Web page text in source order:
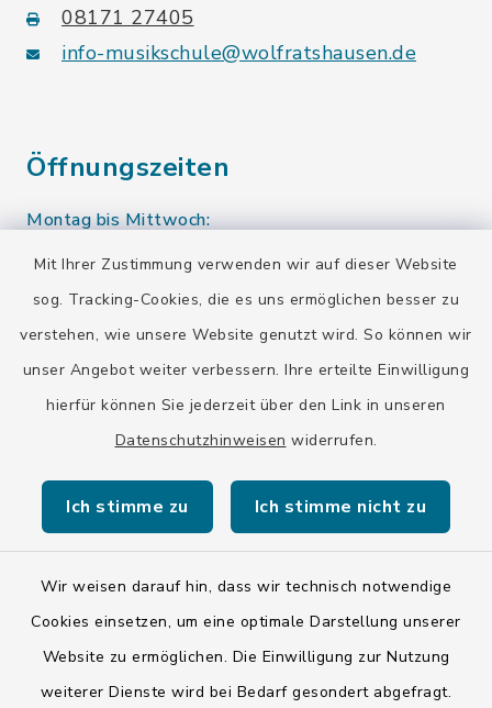
Mit Ihrer Zustimmung verwenden wir auf dieser Website
sog. Tracking-Cookies, die es uns ermöglichen besser zu
verstehen, wie unsere Website genutzt wird. So können wir
unser Angebot weiter verbessern. Ihre erteilte Einwilligung
hierfür können Sie jederzeit über den Link in unseren
Datenschutzhinweisen widerrufen.
Ich stimme zu Ich stimme nicht zu
Wir weisen darauf hin, dass wir technisch notwendige
Cookies einsetzen, um eine optimale Darstellung unserer
Website zu ermöglichen. Die Einwilligung zur Nutzung
weiterer Dienste wird bei Bedarf gesondert abgefragt.
08171 27405
info-musikschule@wolfratshausen.de
Öffnungszeiten
Montag bis Mittwoch:
10.00-12.00 Uhr
Donnerstag:
10.00-12.00 Uhr
13.00-15.00 Uhr
Eine Terminvereinbarung ist auch außerhalb der
Öffnungszeiten möglich.
Kontakt